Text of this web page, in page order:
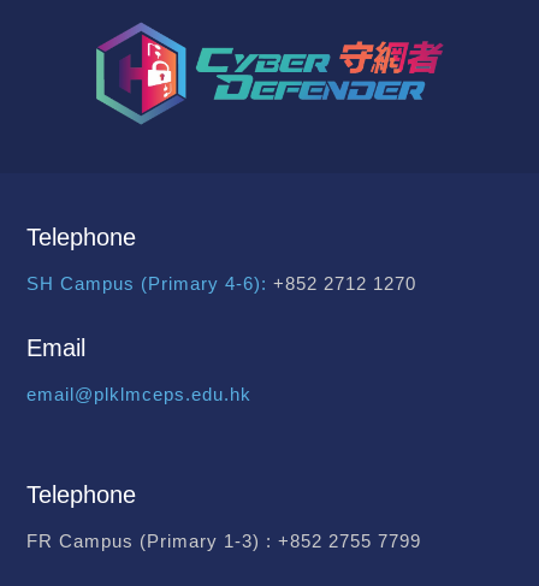
Telephone
SH Campus (Primary 4-6): +852 2712 1270
Email
email@plklmceps.edu.hk
Telephone
FR Campus (Primary 1-3) : +852 2755 7799